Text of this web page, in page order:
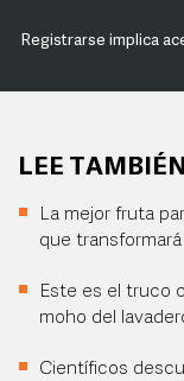
Registrarse implica
LEE TAMBIÉN
La mejor fruta
que
Este es el truco
moho del
Científicos